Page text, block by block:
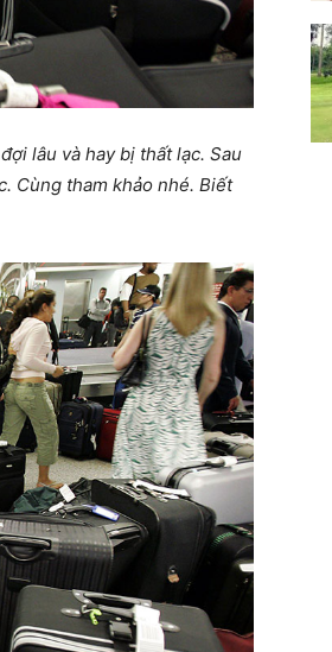
lâu và hay bị thất lạc. Sau
Cùng tham khảo nhé. Biết